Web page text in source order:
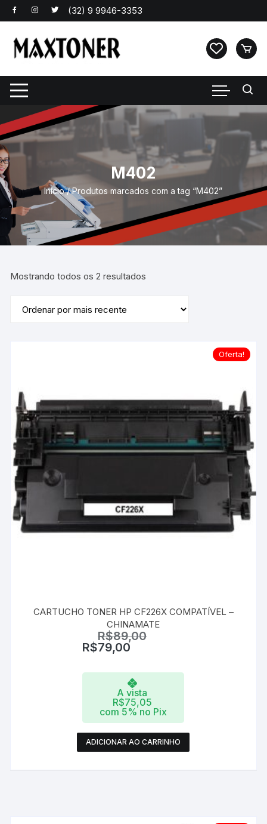
Pular
para
conteúdo
M402
Início/ Produtos marcados com a tag “M402”
Mostrando todos os 2 resultados
Oferta!
CARTUCHO TONER HP CF226X COMPATÍVEL –
CHINAMATE
R$89,00
R$79,00
A vista
R$75,05
com 5% no Pix
ADICIONAR AO CARRINHO